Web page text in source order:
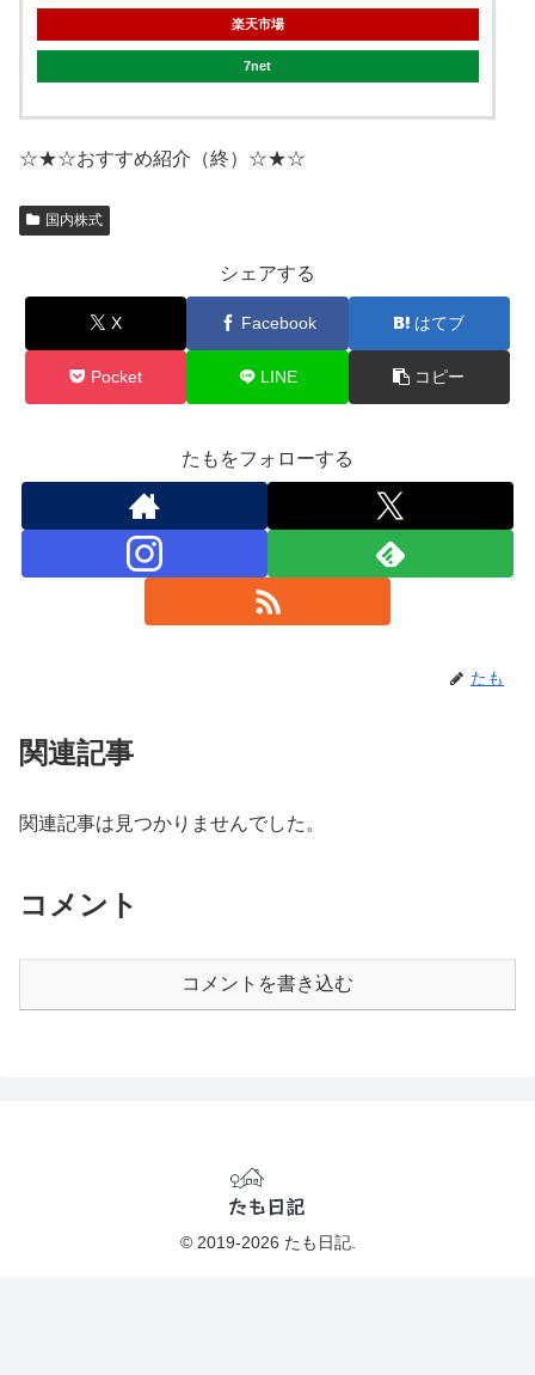
楽天市場
7net
☆★☆おすすめ紹介（終）☆★☆
国内株式
シェアする
X Facebook はてブ
Pocket LINE コピー
たもをフォローする
たも
関連記事
関連記事は見つかりませんでした。
コメント
コメントを書き込む
© 2019-2026 たも日記.